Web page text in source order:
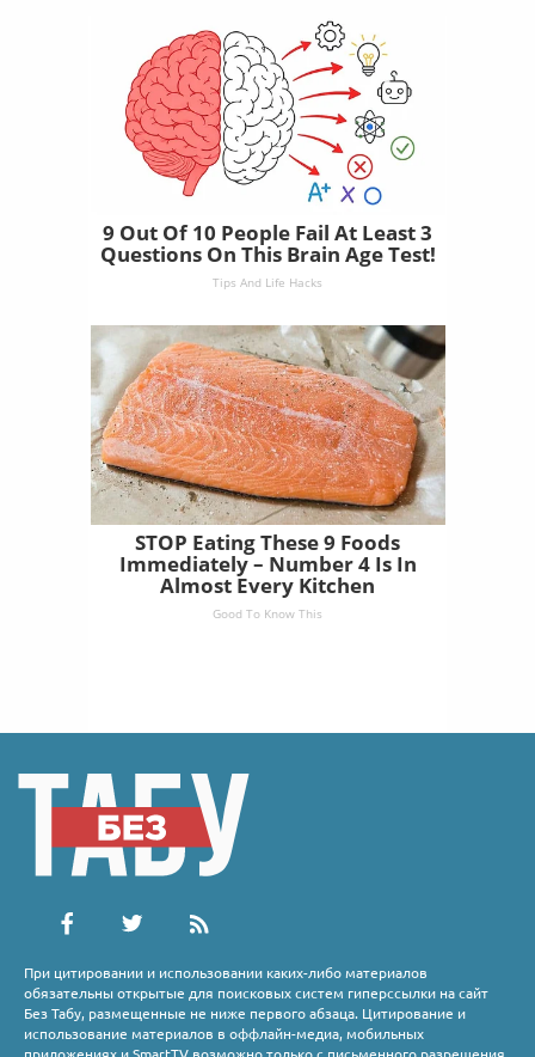
9 Out Of 10 People Fail At Least 3
Questions On This Brain Age Test!
Tips And Life Hacks
STOP Eating These 9 Foods
Immediately – Number 4 Is In
Almost Every Kitchen
Good To Know This
При цитировании и использовании каких-либо материалов
обязательны открытые для поисковых систем гиперссылки на сайт
Без Табу, размещенные не ниже первого абзаца. Цитирование и
использование материалов в оффлайн-медиа, мобильных